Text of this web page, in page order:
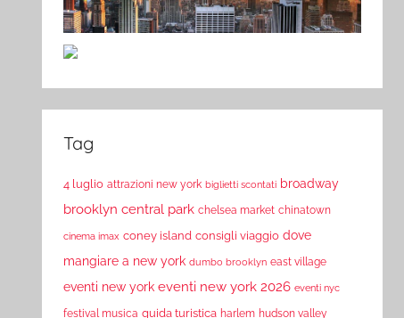
Tag
4 luglio attrazioni new york biglietti scontati broadway
brooklyn central park chelsea market chinatown
cinema imax coney island consigli viaggio dove
mangiare a new york dumbo brooklyn east village
eventi new york eventi new york 2026 eventi nyc
festival musica guida turistica harlem hudson valley